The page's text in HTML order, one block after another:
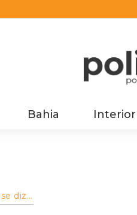
Bahia Interior
diz